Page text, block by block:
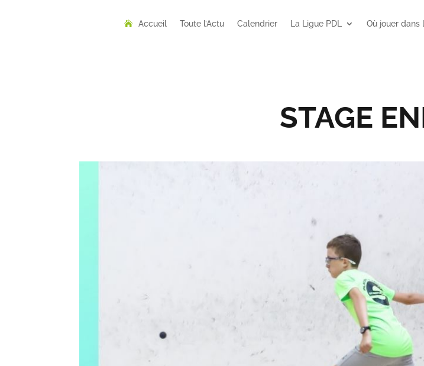
Accueil Toute l’Actu Calendrier La Ligue PDL Où jouer dans
STAGE